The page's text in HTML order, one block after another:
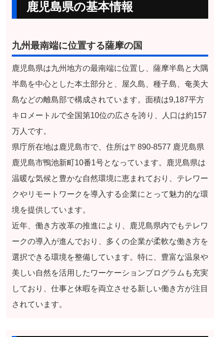
鹿児島県の基本情報
九州最南端に位置する薩摩の国
鹿児島県は九州地方の最南端に位置し、薩摩半島と大隅
半島を中心とした本土部分と、屋久島、種子島、奄美大
島などの離島部で構成されています。面積は9,187平方
キロメートルで全国第10位の広さを誇り、人口は約157
万人です。
県庁所在地は鹿児島市で、住所は〒890-8577 鹿児島県
鹿児島市鴨池新町10番1号となっています。鹿児島県は
温暖な気候と豊かな自然環境に恵まれており、テレワー
クやリモートワークを導入する企業にとって魅力的な環
境を提供しています。
近年、働き方改革の推進により、鹿児島県内でもテレワ
ークの導入が進んでおり、多くの企業が柔軟な働き方を
選択できる環境を整備しています。特に、豊富な温泉や
美しい自然を活用したワーケーションプログラムも充実
しており、仕事と休暇を両立させる新しい働き方が注目
されています。